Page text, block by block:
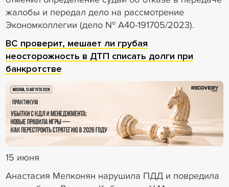
жалобы и передал дело на рассмотрение
Экономколлегии (дело № А40-191705/2023).
ВС проверит, мешает ли грубая
неосторожность в ДТП списать долги при
банкротстве
18+ Реклама
15 июня
Анастасия Мелконян нарушила ПДД и повредила